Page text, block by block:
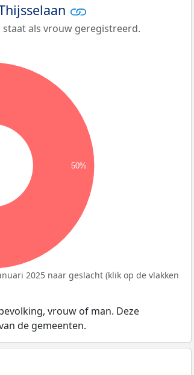
staat als vrouw geregistreerd.
50%
2025 naar geslacht (klik op de vlakken
vrouw of man. Deze
de gemeenten.